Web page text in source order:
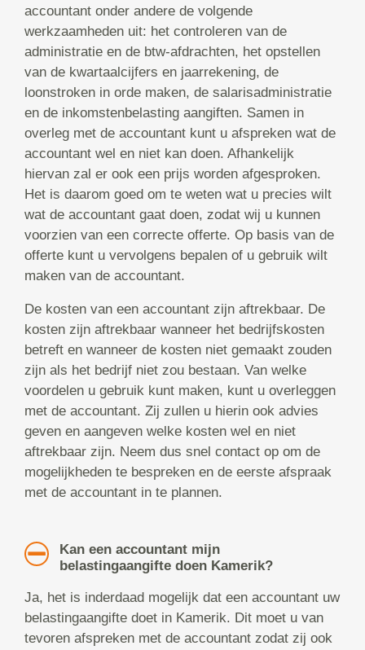
accountant onder andere de volgende
werkzaamheden uit: het controleren van de
administratie en de btw-afdrachten, het opstellen
van de kwartaalcijfers en jaarrekening, de
loonstroken in orde maken, de salarisadministratie
en de inkomstenbelasting aangiften. Samen in
overleg met de accountant kunt u afspreken wat de
accountant wel en niet kan doen. Afhankelijk
hiervan zal er ook een prijs worden afgesproken.
Het is daarom goed om te weten wat u precies wilt
wat de accountant gaat doen, zodat wij u kunnen
voorzien van een correcte offerte. Op basis van de
offerte kunt u vervolgens bepalen of u gebruik wilt
maken van de accountant.
De kosten van een accountant zijn aftrekbaar. De
kosten zijn aftrekbaar wanneer het bedrijfskosten
betreft en wanneer de kosten niet gemaakt zouden
zijn als het bedrijf niet zou bestaan. Van welke
voordelen u gebruik kunt maken, kunt u overleggen
met de accountant. Zij zullen u hierin ook advies
geven en aangeven welke kosten wel en niet
aftrekbaar zijn. Neem dus snel contact op om de
mogelijkheden te bespreken en de eerste afspraak
met de accountant in te plannen.
Kan een accountant mijn
belastingaangifte doen Kamerik?
Ja, het is inderdaad mogelijk dat een accountant uw
belastingaangifte doet in Kamerik. Dit moet u van
tevoren afspreken met de accountant zodat zij ook